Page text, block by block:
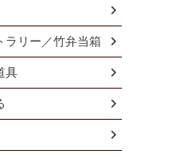
ラリー／竹弁当箱
具